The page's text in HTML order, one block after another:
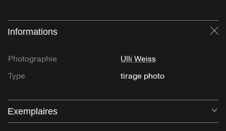
Informations
Photographie
Ulli Weiss
Type
tirage photo
Exemplaires